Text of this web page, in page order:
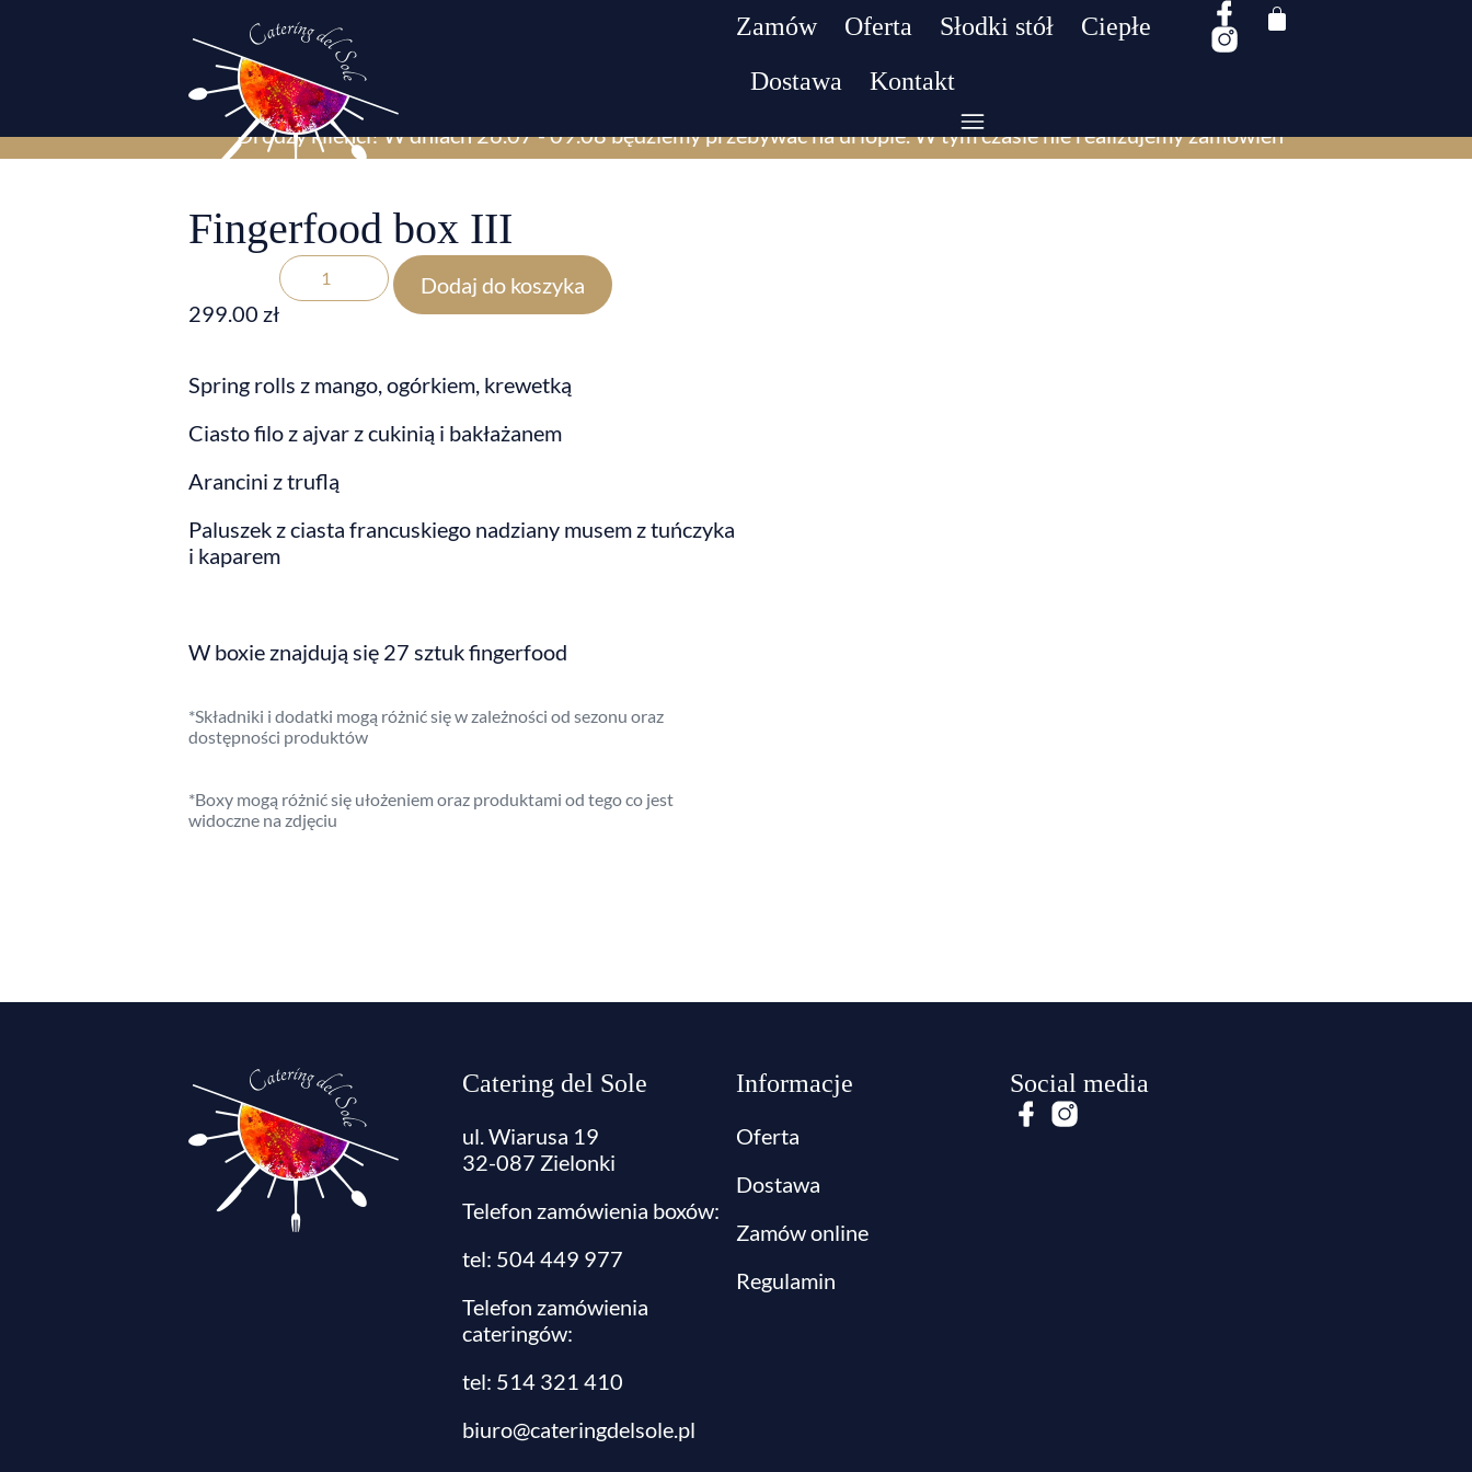
Zamów Oferta Słodki stół
Ciepłe
Dostawa
Kontakt
Drodzy klienci! W dniach 26.07 - 09.08 będziemy przebywać na urlopie. W tym czasie nie realizujemy zamówień​
Fingerfood box III
299.00 zł
Dodaj do koszyka
Spring rolls z mango, ogórkiem, krewetką
Ciasto filo z ajvar z cukinią i bakłażanem
Arancini z truflą
Paluszek z ciasta francuskiego nadziany musem z tuńczyka
i kaparem
W boxie znajdują się 27 sztuk fingerfood
*Składniki i dodatki mogą różnić się w zależności od sezonu oraz
dostępności produktów
*Boxy mogą różnić się ułożeniem oraz produktami od tego co jest
widoczne na zdjęciu
Catering del Sole
ul. Wiarusa 19
32-087 Zielonki
Telefon zamówienia boxów:
tel: 504 449 977
Telefon zamówienia
cateringów:
tel: 514 321 410
biuro@cateringdelsole.pl
Informacje
Oferta
Dostawa
Zamów online
Regulamin
Social media